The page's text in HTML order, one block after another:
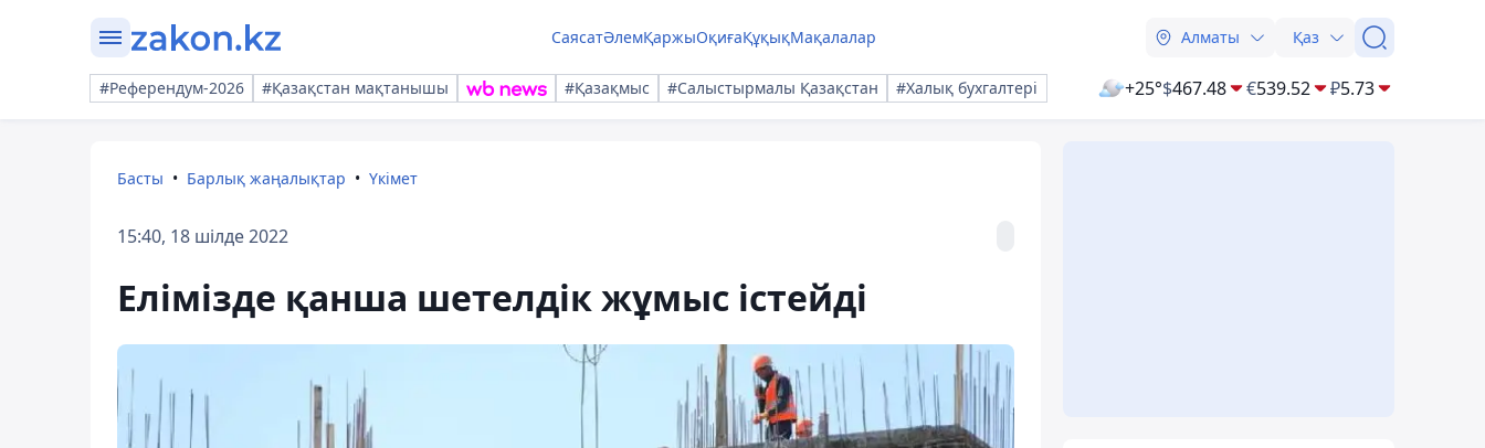
СаясатӘлемҚаржыОқиғаҚұқықМақалалар Алматы Қаз
#Референдум-2026 #Қазақстан мақтанышы #Қазақмыс #Салыстырмалы Қазақстан #Халық бухгалтері +25°$467.48 €539.52 ₽5.73
Басты Барлық жаңалықтар Үкімет
15:40, 18 шілде 2022
Елімізде қанша шетелдік жұмыс істейді